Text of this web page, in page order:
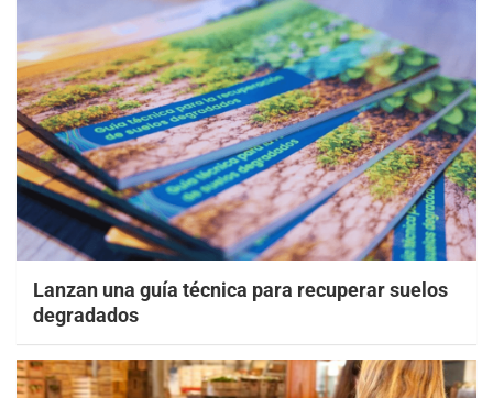
Lanzan una guía técnica para recuperar suelos
degradados